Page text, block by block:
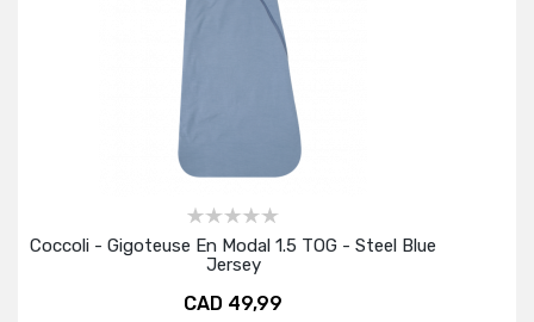
Coccoli - Gigoteuse En Modal 1.5 TOG - Steel Blue
Jersey
CAD 49,99